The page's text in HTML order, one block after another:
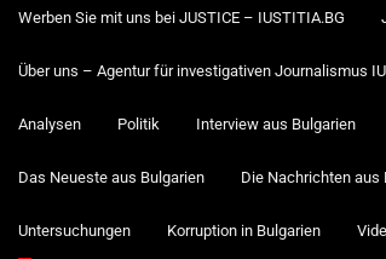
Werben Sie mit uns bei JUSTICE – IUSTITIA.BG
Über uns – Agentur für investigativen Journalismus
Analysen Politik Interview aus Bulgarien
Das Neueste aus Bulgarien Die Nachrichten aus
Untersuchungen Korruption in Bulgarien